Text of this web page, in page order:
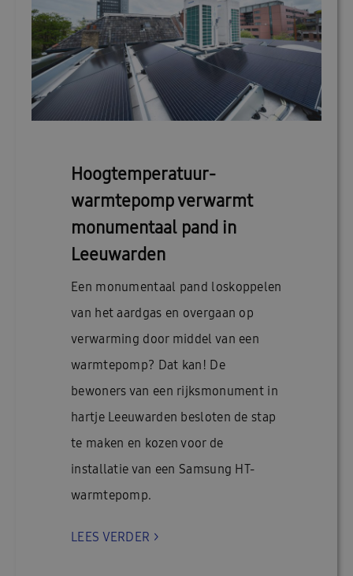
Hoogtemperatuur-
warmtepomp verwarmt
monumentaal pand in
Leeuwarden
Een monumentaal pand loskoppelen
van het aardgas en overgaan op
verwarming door middel van een
warmtepomp? Dat kan! De
bewoners van een rijksmonument in
hartje Leeuwarden besloten de stap
te maken en kozen voor de
installatie van een Samsung HT-
warmtepomp.
LEES VERDER >